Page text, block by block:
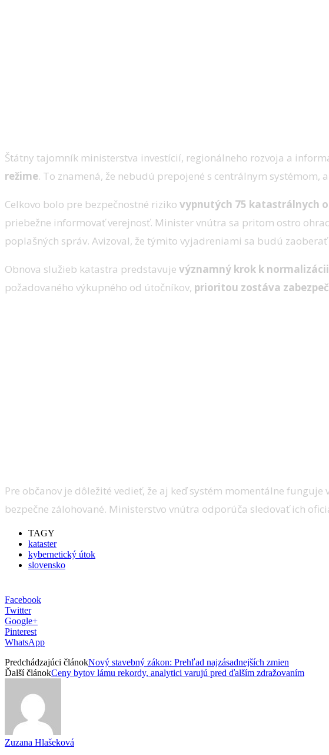
Štátny tajomník ministerstva investícií, regionálneho rozvoja a
režime. To znamená, že nebudú prepojené s centrálnym
Celkovo bolo pre bezpečnostné riziko vypnutých 75 katastrálnych
priebežne informovať verejnosť. Minister vnútra sa pritom ostro
poplašných správ. Avizoval, že týmito vyjadreniami sa budú
Obnova služieb katastra predstavuje významný krok k
požadovaného výkupného od útočníkov, prioritou zostáva
Pre občanov je dôležité vedieť, že aj keď systém momentálne funguje
bezpečne zálohované. Ministerstvo vnútra odporúča sledovať ich
TAGY
kataster
kybernetický útok
slovensko
Facebook
Twitter
Google+
Pinterest
WhatsApp
Predchádzajúci článokNový stavebný zákon: Prehľad najzásadnejších zmien
Ďalší článokCeny bytov lámu rekordy, analytici varujú pred ďalším zdražovaním
Zuzana Hlašeková